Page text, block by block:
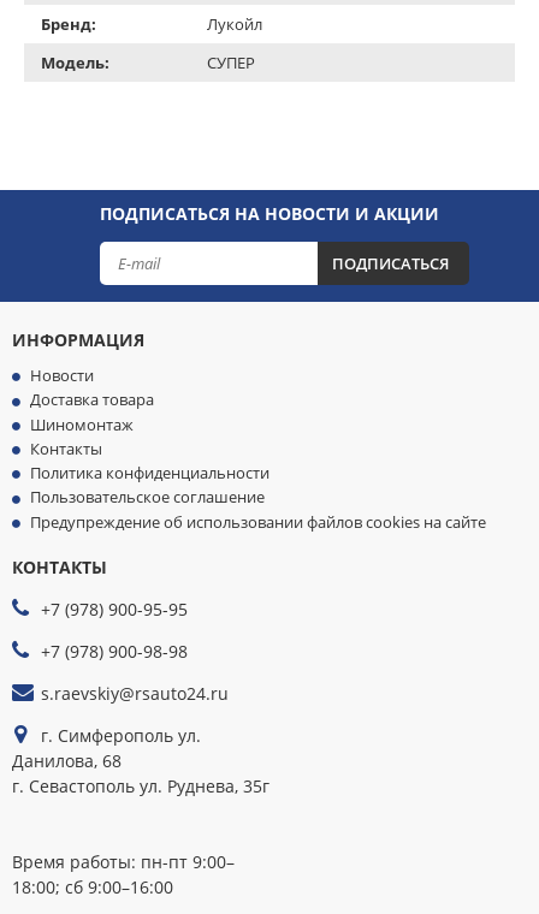
Бренд:
Лукойл
Модель:
СУПЕР
ПОДПИСАТЬСЯ НА НОВОСТИ И АКЦИИ
ПОДПИСАТЬСЯ
ИНФОРМАЦИЯ
Новости
Доставка товара
Шиномонтаж
Контакты
Политика конфиденциальности
Пользовательское соглашение
Предупреждение об использовании файлов cookies на сайте
КОНТАКТЫ
+7 (978) 900-95-95
+7 (978) 900-98-98
s.raevskiy@rsauto24.ru
г. Симферополь ул.
Данилова, 68
г. Севастополь ул. Руднева, 35г
Время работы: пн-пт 9:00–
18:00; сб 9:00–16:00